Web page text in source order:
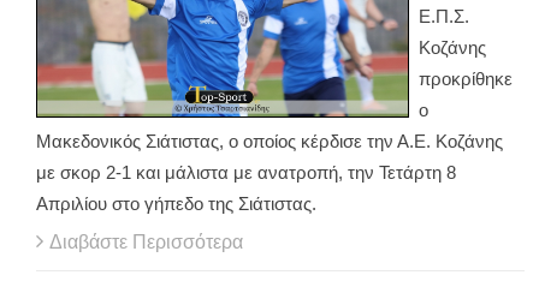
Ε.Π.Σ.
Κοζάνης
προκρίθηκε
ο
Μακεδονικός Σιάτιστας, ο οποίος κέρδισε την Α.Ε. Κοζάνης
με σκορ 2-1 και μάλιστα με ανατροπή, την Τετάρτη 8
Απριλίου στο γήπεδο της Σιάτιστας.
Διαβάστε Περισσότερα